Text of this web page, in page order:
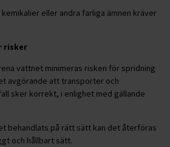
eller andra farliga ämnen kräver
risker
vattnet minimeras risken för spridning
avgörande att transporter och
sker korrekt, i enlighet med gällande
behandlats på rätt sätt kan det återföras
och hållbart sätt.